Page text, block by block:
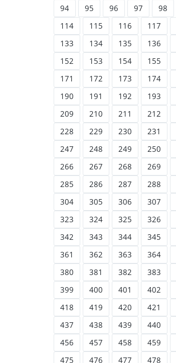
94
95 96 97 98
114
115 116 117
133
134 135 136
152
153 154 155
171
172 173 174
190
191 192 193
209
210 211 212
228
229 230 231
247
248 249 250
266
267 268 269
285
286 287 288
304
305 306 307
323
324 325 326
342
343 344 345
361
362 363 364
380
381 382 383
399
400 401 402
418
419 420 421
437
438 439 440
456
457 458 459
475
476 477 478